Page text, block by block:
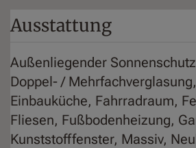
Ausstattung
Außenliegender Sonnenschutz
Doppel- / Mehrfachverglasung
Einbauküche Fahrradraum
Fliesen Fußbodenheizung
Kunststofffenster Massiv